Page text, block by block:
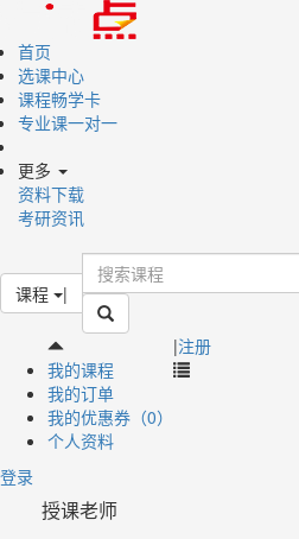
首页
选课中心
课程畅学卡
专业课一对一
更多
资料下载
考研资讯
课程 |
我的课程
我的订单
我的优惠券（0）
个人资料
登录
|注册
授课老师